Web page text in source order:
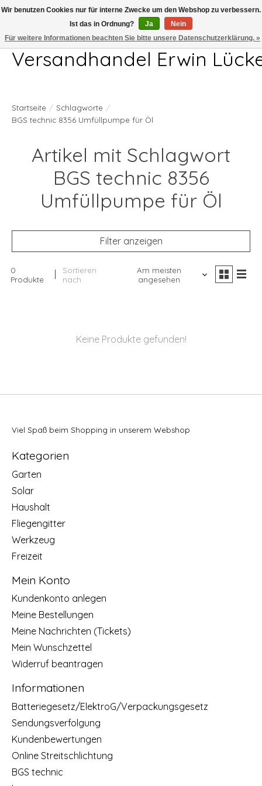
Telefon 04407 715872 MO-DO 7.00-17.00Uhr FR 7.00-13.00Uhr
Versandhandel Erwin
Startseite / Schlagworte /
BGS technic 8356 Umfüllpumpe für Öl
Artikel mit Schlagwort
BGS technic 8356
Umfüllpumpe für Öl
Filter anzeigen
0
Produkte
Sortieren
nach
Am meisten
angesehen
Keine Produkte gefunden!
Viel Spaß beim Shopping in unserem Webshop
Kategorien
Garten
Solar
Haushalt
Fliegengitter
Werkzeug
Freizeit
Mein Konto
Kundenkonto anlegen
Meine Bestellungen
Meine Nachrichten (Tickets)
Mein Wunschzettel
Widerruf beantragen
Informationen
Batteriegesetz/ElektroG/Verpackungsgesetz
Sendungsverfolgung
Kundenbewertungen
Online Streitschlichtung
BGS technic
Wir benutzen Cookies nur für interne Zwecke um den Webshop zu verbessern.
Ist das in Ordnung?
Ja
Nein
Für weitere Informationen beachten Sie bitte unsere Datenschutzerklärung. »